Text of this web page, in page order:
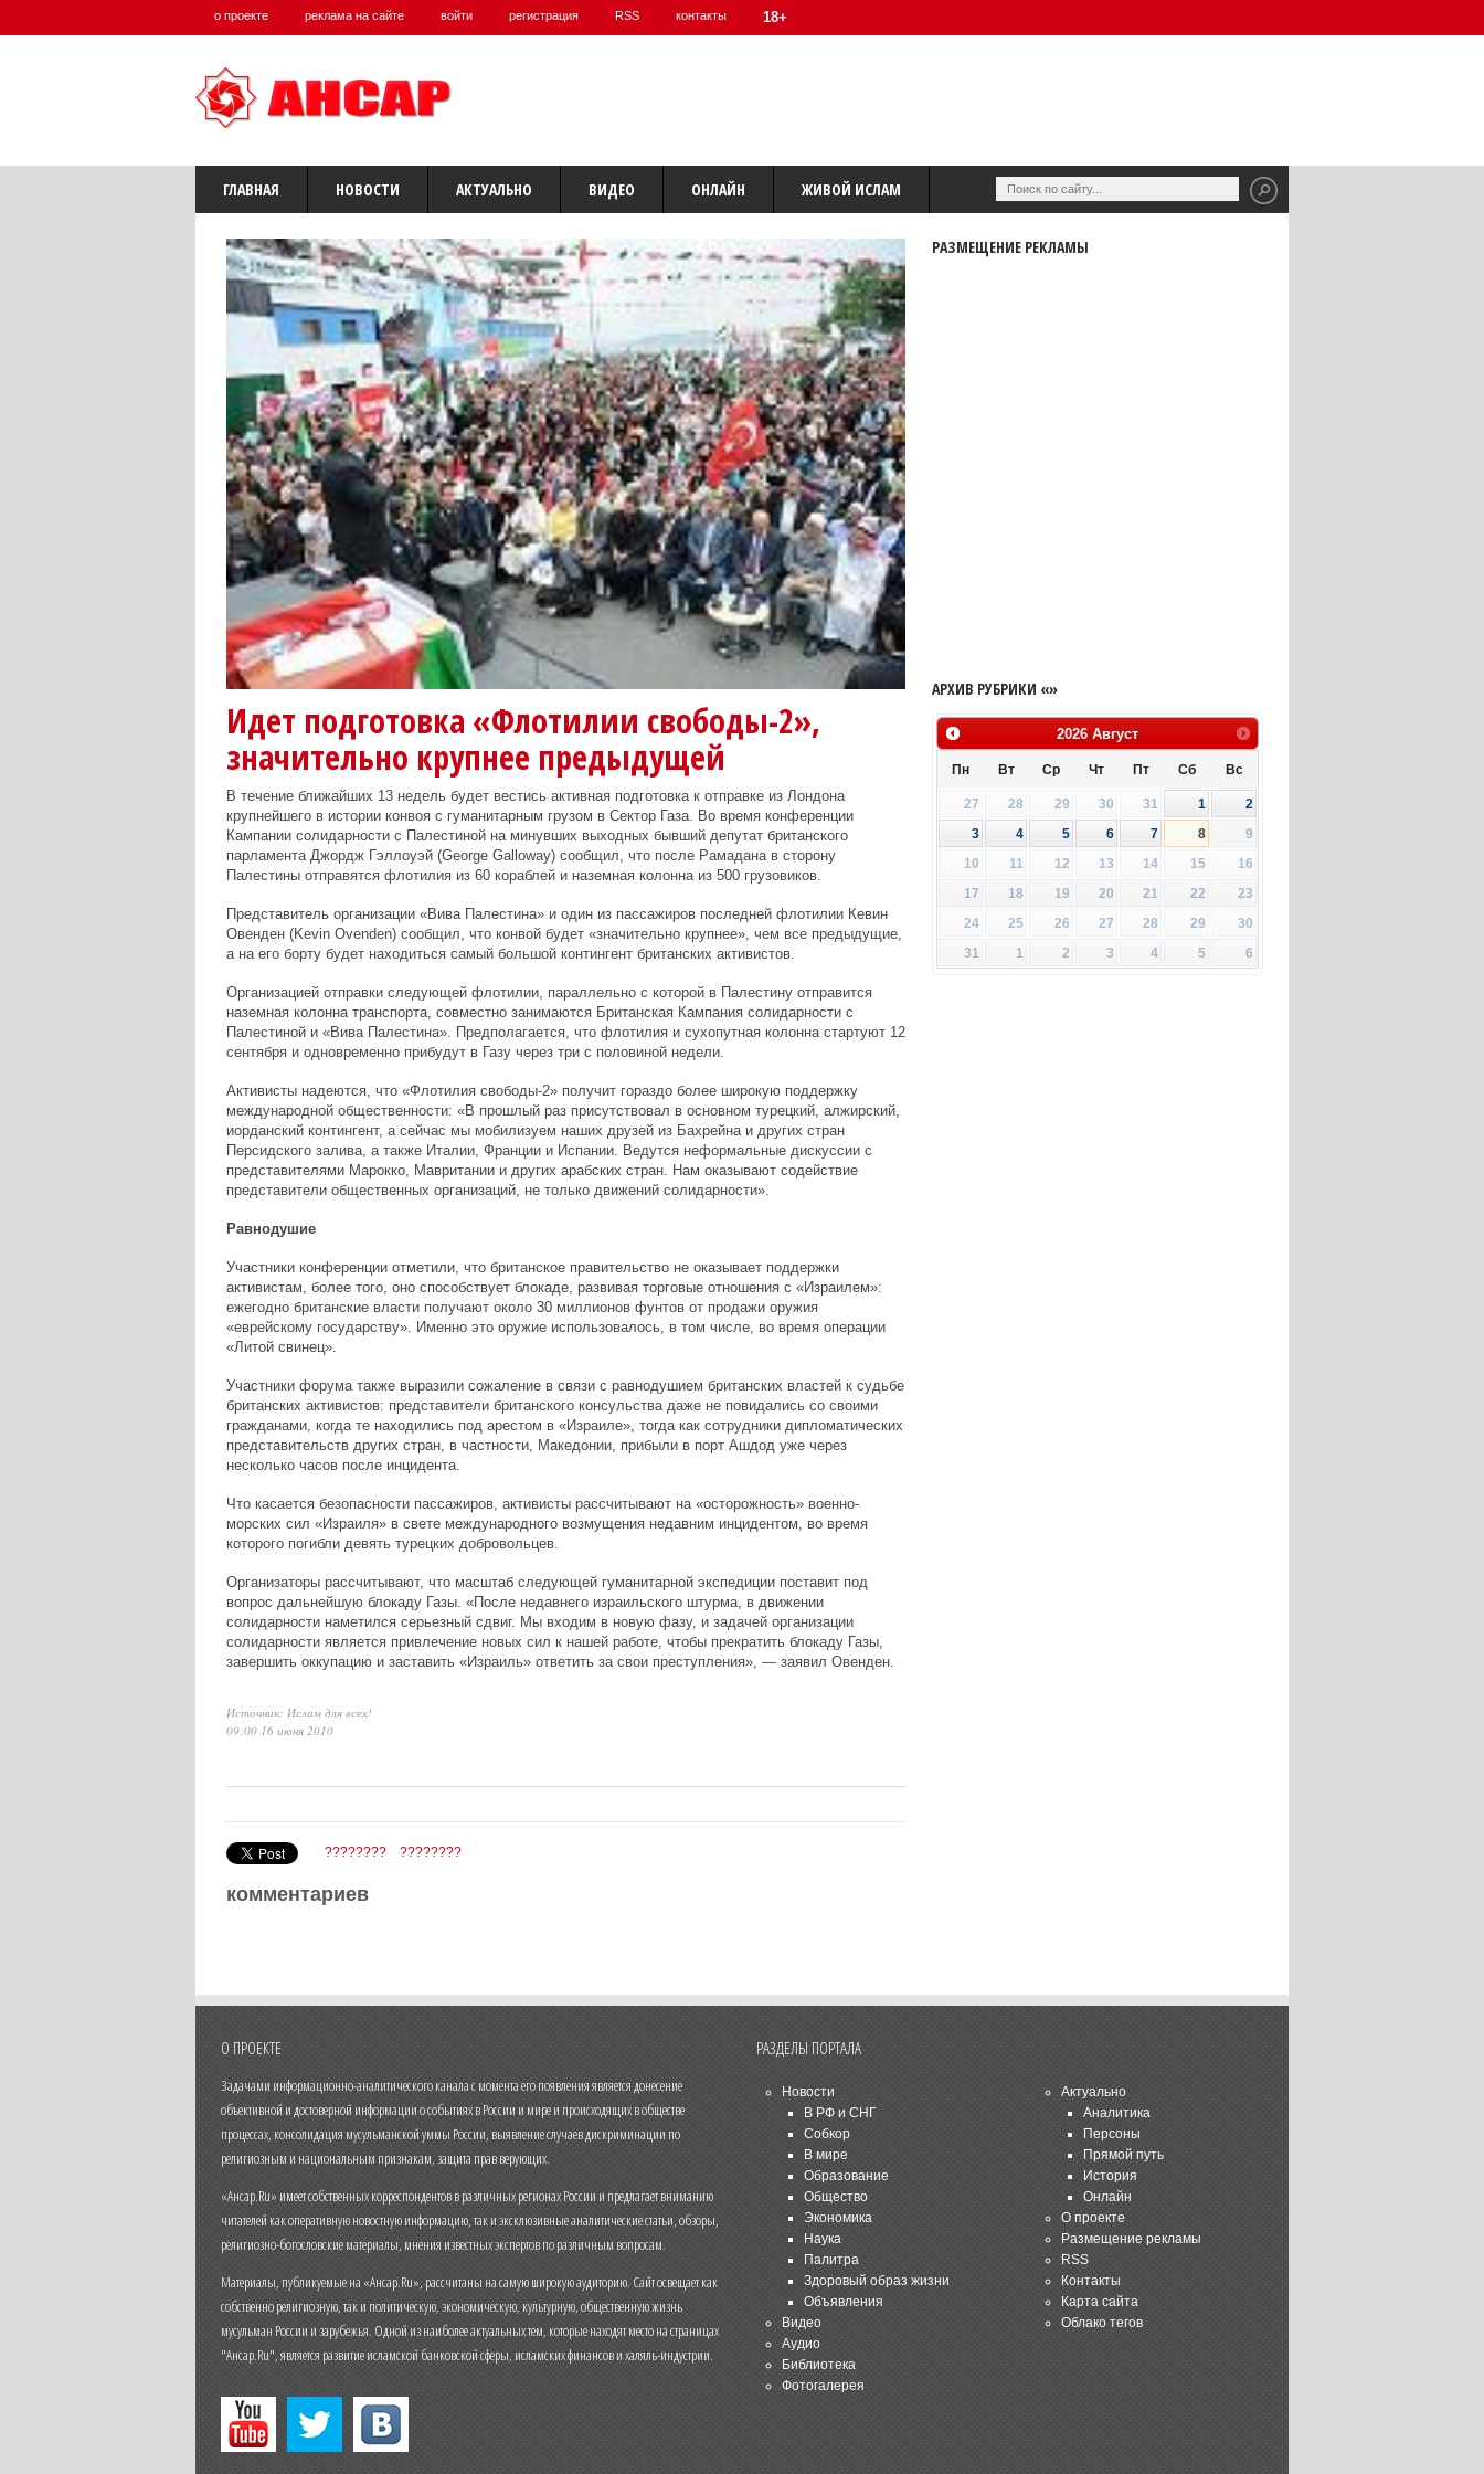
о проекте реклама на сайте войти регистрация RSS контакты 18+
ГЛАВНАЯ НОВОСТИ АКТУАЛЬНО ВИДЕО ОНЛАЙН ЖИВОЙ ИСЛАМ
Идет подготовка «Флотилии свободы-2»,
значительно крупнее предыдущей
В течение ближайших 13 недель будет вестись активная подготовка к отправке из Лондона
крупнейшего в истории конвоя с гуманитарным грузом в Сектор Газа. Во время конференции
Кампании солидарности с Палестиной на минувших выходных бывший депутат британского
парламента Джордж Гэллоуэй (George Galloway) сообщил, что после Рамадана в сторону
Палестины отправятся флотилия из 60 кораблей и наземная колонна из 500 грузовиков.
Представитель организации «Вива Палестина» и один из пассажиров последней флотилии Кевин
Овенден (Kevin Ovenden) сообщил, что конвой будет «значительно крупнее», чем все предыдущие,
а на его борту будет находиться самый большой контингент британских активистов.
Организацией отправки следующей флотилии, параллельно с которой в Палестину отправится
наземная колонна транспорта, совместно занимаются Британская Кампания солидарности с
Палестиной и «Вива Палестина». Предполагается, что флотилия и сухопутная колонна стартуют 12
сентября и одновременно прибудут в Газу через три с половиной недели.
Активисты надеются, что «Флотилия свободы-2» получит гораздо более широкую поддержку
международной общественности: «В прошлый раз присутствовал в основном турецкий, алжирский,
иорданский контингент, а сейчас мы мобилизуем наших друзей из Бахрейна и других стран
Персидского залива, а также Италии, Франции и Испании. Ведутся неформальные дискуссии с
представителями Марокко, Мавритании и других арабских стран. Нам оказывают содействие
представители общественных организаций, не только движений солидарности».
Равнодушие
Участники конференции отметили, что британское правительство не оказывает поддержки
активистам, более того, оно способствует блокаде, развивая торговые отношения с «Израилем»:
ежегодно британские власти получают около 30 миллионов фунтов от продажи оружия
«еврейскому государству». Именно это оружие использовалось, в том числе, во время операции
«Литой свинец».
Участники форума также выразили сожаление в связи с равнодушием британских властей к судьбе
британских активистов: представители британского консульства даже не повидались со своими
гражданами, когда те находились под арестом в «Израиле», тогда как сотрудники дипломатических
представительств других стран, в частности, Македонии, прибыли в порт Ашдод уже через
несколько часов после инцидента.
Что касается безопасности пассажиров, активисты рассчитывают на «осторожность» военно-
морских сил «Израиля» в свете международного возмущения недавним инцидентом, во время
которого погибли девять турецких добровольцев.
Организаторы рассчитывают, что масштаб следующей гуманитарной экспедиции поставит под
вопрос дальнейшую блокаду Газы. «После недавнего израильского штурма, в движении
солидарности наметился серьезный сдвиг. Мы входим в новую фазу, и задачей организации
солидарности является привлечение новых сил к нашей работе, чтобы прекратить блокаду Газы,
завершить оккупацию и заставить «Израиль» ответить за свои преступления», — заявил Овенден.
Источник: Ислам для всех!
09:00 16 июня 2010
???????? ????????
комментариев
РАЗМЕЩЕНИЕ РЕКЛАМЫ
АРХИВ РУБРИКИ «»
2026 Август
Пн Вт Ср Чт Пт Сб Вс
27 28 29 30 31 1
2
3
4 5 6 7 8
9
10
11 12 13 14 15
16
17
18 19 20 21 22
23
24
25 26 27 28 29
30
31
1 2 3 4 5 6
О ПРОЕКТЕ
Задачами информационно-аналитического канала с момента его появления является донесение
объективной и достоверной информации о событиях в России и мире и происходящих в обществе
процессах, консолидация мусульманской уммы России, выявление случаев дискриминации по
религиозным и национальным признакам, защита прав верующих.
«Ансар.Ru» имеет собственных корреспондентов в различных регионах России и предлагает вниманию
читателей как оперативную новостную информацию, так и эксклюзивные аналитические статьи, обзоры,
религиозно-богословские материалы, мнения известных экспертов по различным вопросам.
Материалы, публикуемые на «Ансар.Ru», рассчитаны на самую широкую аудиторию. Сайт освещает как
собственно религиозную, так и политическую, экономическую, культурную, общественную жизнь
мусульман России и зарубежья. Одной из наиболее актуальных тем, которые находят место на страницах
"Ансар.Ru", является развитие исламской банковской сферы, исламских финансов и халяль-индустрии.
РАЗДЕЛЫ ПОРТАЛА
Новости
В РФ и СНГ
Собкор
В мире
Образование
Общество
Экономика
Наука
Палитра
Здоровый образ жизни
Объявления
Видео
Аудио
Библиотека
Фотогалерея
Актуально
Аналитика
Персоны
Прямой путь
История
Онлайн
О проекте
Размещение рекламы
RSS
Контакты
Карта сайта
Облако тегов